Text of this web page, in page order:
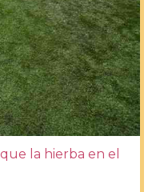
la hierba en el